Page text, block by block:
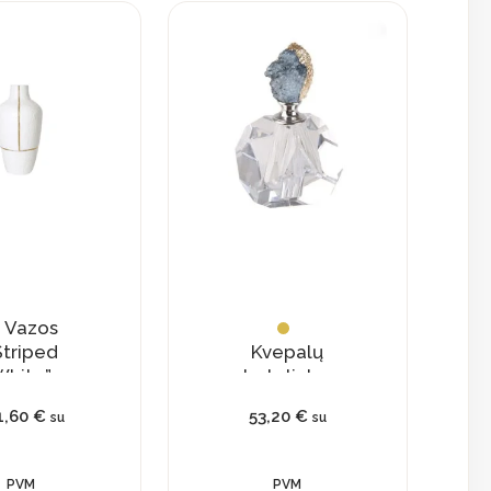
Vazos
€ su
PVM
Kvepalų
buteliukas
natūraliu
53,20 € su
PVM